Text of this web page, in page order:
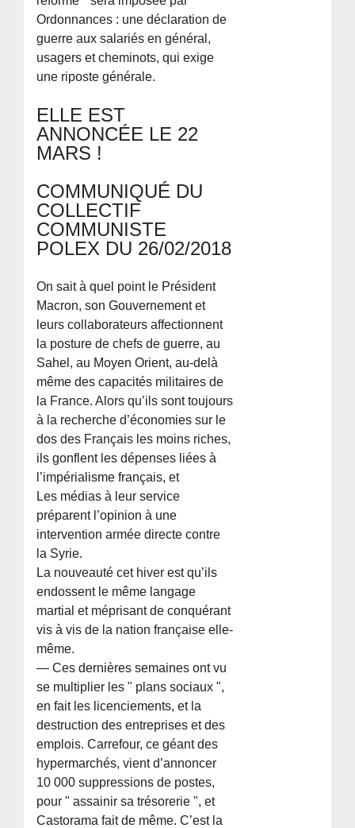
Ordonnances : une déclaration de
guerre aux salariés en général,
usagers et cheminots, qui exige
une riposte générale.
ELLE EST
ANNONCÉE LE 22
MARS !
COMMUNIQUÉ DU
COLLECTIF
COMMUNISTE
POLEX DU 26/02/2018
On sait à quel point le Président
Macron, son Gouvernement et
leurs collaborateurs affectionnent
la posture de chefs de guerre, au
Sahel, au Moyen Orient, au-delà
même des capacités militaires de
la France. Alors qu’ils sont toujours
à la recherche d’économies sur le
dos des Français les moins riches,
ils gonflent les dépenses liées à
l’impérialisme français, et
Les médias à leur service
préparent l’opinion à une
intervention armée directe contre
la Syrie.
La nouveauté cet hiver est qu’ils
endossent le même langage
martial et méprisant de conquérant
vis à vis de la nation française elle-
même.
— Ces dernières semaines ont vu
se multiplier les " plans sociaux ",
en fait les licenciements, et la
destruction des entreprises et des
emplois. Carrefour, ce géant des
hypermarchés, vient d’annoncer
10 000 suppressions de postes,
pour " assainir sa trésorerie ", et
Castorama fait de même. C’est la